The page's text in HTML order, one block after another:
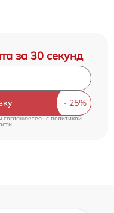
за 30 секунд
соглашаетесь cполитикой